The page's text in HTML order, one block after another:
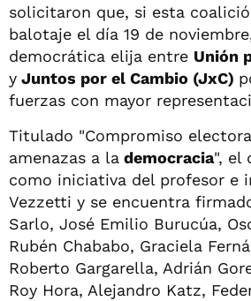
solicitaron que, si esta
balotaje el día 19 de
democrática elija entre Unión
y Juntos por el Cambio (JxC)
fuerzas con mayor
Titulado "Compromiso
amenazas a la democracia", el
como iniciativa del profesor e
Vezzetti y se encuentra
Sarlo, José Emilio Burucúa,
Rubén Chababo, Graciela
Roberto Gargarella, Adrián
Roy Hora, Alejandro Katz,